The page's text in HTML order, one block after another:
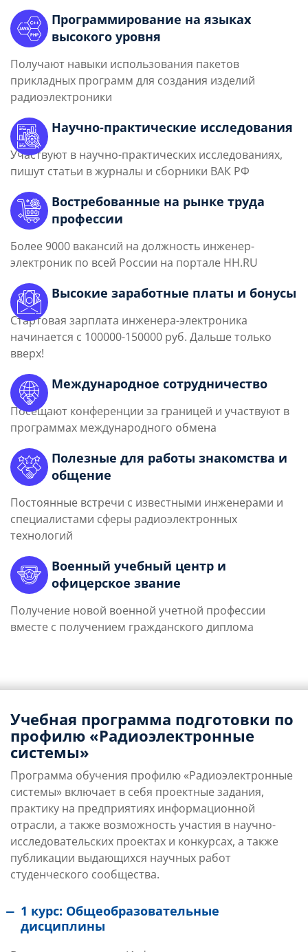
Программирование на языках
высокого уровня
Получают навыки использования пакетов
прикладных программ для создания изделий
радиоэлектроники
Научно-практические исследования
Участвуют в научно-практических исследованиях,
пишут статьи в журналы и сборники ВАК РФ
Востребованные на рынке труда
профессии
Более 9000 вакансий на должность инженер-
электроник по всей России на портале HH.RU
Высокие заработные платы и бонусы
Стартовая зарплата инженера-электроника
начинается с 100000-150000 руб. Дальше только
вверх!
Международное сотрудничество
Посещают конференции за границей и участвуют в
программах международного обмена
Полезные для работы знакомства и
общение
Постоянные встречи с известными инженерами и
специалистами сферы радиоэлектронных
технологий
Военный учебный центр и
офицерское звание
Получение новой военной учетной профессии
вместе с получением гражданского диплома
Учебная программа подготовки по
профилю «Радиоэлектронные
системы»
Программа обучения профилю «Радиоэлектронные
системы» включает в себя проектные задания,
практику на предприятиях информационной
отрасли, а также возможность участия в научно-
исследовательских проектах и конкурсах, а также
публикации выдающихся научных работ
студенческого сообщества.
1 курс: Общеобразовательные
дисциплины